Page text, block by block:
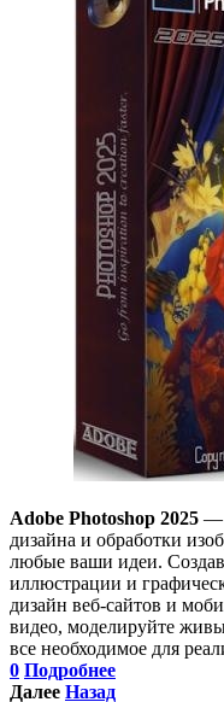
Adobe Photoshop 2025 —
дизайна и обработки
любые ваши идеи.
иллюстрации и
дизайн веб-сайтов и
видео, моделируйте
все необходимое для
0 Подробнее
Далее Назад